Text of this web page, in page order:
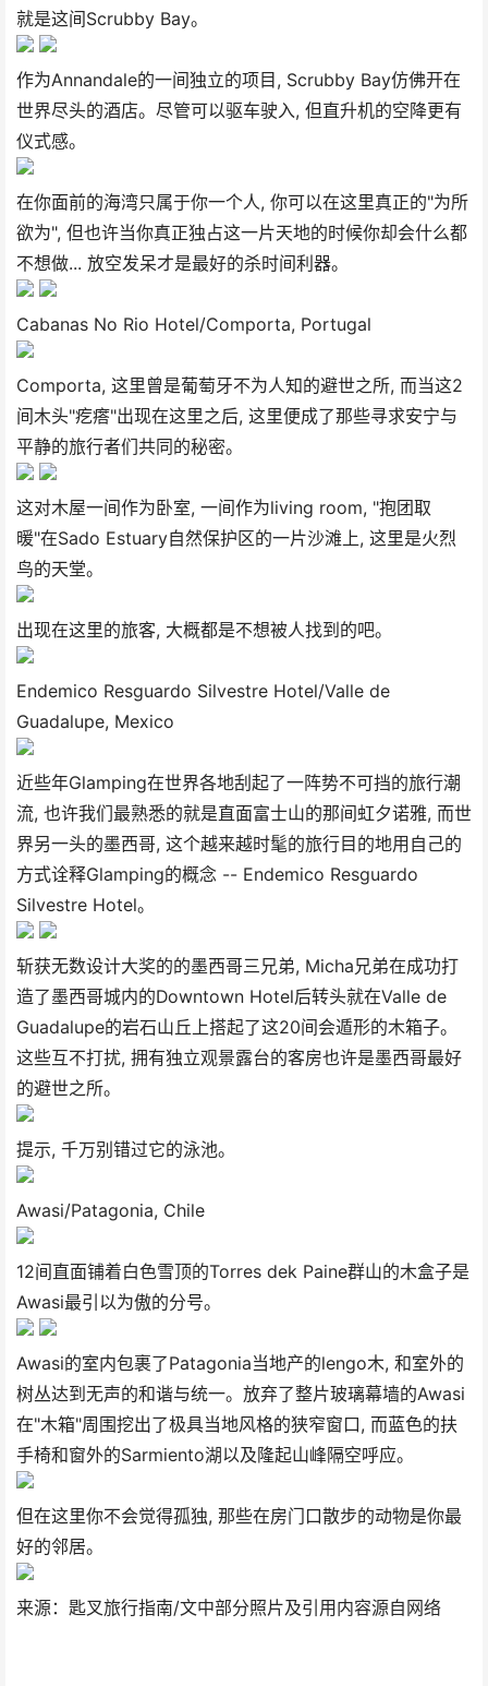
就是这间Scrubby Bay。
作为Annandale的一间独立的项目, Scrubby Bay仿佛开在
世界尽头的酒店。尽管可以驱车驶入, 但直升机的空降更有
仪式感。
在你面前的海湾只属于你一个人, 你可以在这里真正的"为所
欲为", 但也许当你真正独占这一片天地的时候你却会什么都
不想做... 放空发呆才是最好的杀时间利器。
Cabanas No Rio Hotel/Comporta, Portugal
Comporta, 这里曾是葡萄牙不为人知的避世之所, 而当这2
间木头"疙瘩"出现在这里之后, 这里便成了那些寻求安宁与
平静的旅行者们共同的秘密。
这对木屋一间作为卧室, 一间作为living room, "抱团取
暖"在Sado Estuary自然保护区的一片沙滩上, 这里是火烈
鸟的天堂。
出现在这里的旅客, 大概都是不想被人找到的吧。
Endemico Resguardo Silvestre Hotel/Valle de
Guadalupe, Mexico
近些年Glamping在世界各地刮起了一阵势不可挡的旅行潮
流, 也许我们最熟悉的就是直面富士山的那间虹夕诺雅, 而世
界另一头的墨西哥, 这个越来越时髦的旅行目的地用自己的
方式诠释Glamping的概念 -- Endemico Resguardo
Silvestre Hotel。
斩获无数设计大奖的的墨西哥三兄弟, Micha兄弟在成功打
造了墨西哥城内的Downtown Hotel后转头就在Valle de
Guadalupe的岩石山丘上搭起了这20间会遁形的木箱子。
这些互不打扰, 拥有独立观景露台的客房也许是墨西哥最好
的避世之所。
提示, 千万别错过它的泳池。
Awasi/Patagonia, Chile
12间直面铺着白色雪顶的Torres dek Paine群山的木盒子是
Awasi最引以为傲的分号。
Awasi的室内包裹了Patagonia当地产的lengo木, 和室外的
树丛达到无声的和谐与统一。放弃了整片玻璃幕墙的Awasi
在"木箱"周围挖出了极具当地风格的狭窄窗口, 而蓝色的扶
手椅和窗外的Sarmiento湖以及隆起山峰隔空呼应。
但在这里你不会觉得孤独, 那些在房门口散步的动物是你最
好的邻居。
来源：匙叉旅行指南/文中部分照片及引用内容源自网络